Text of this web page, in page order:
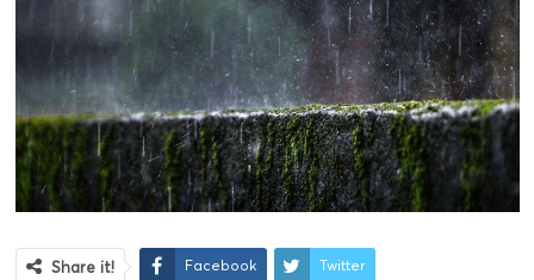
Share it! Facebook Twitter